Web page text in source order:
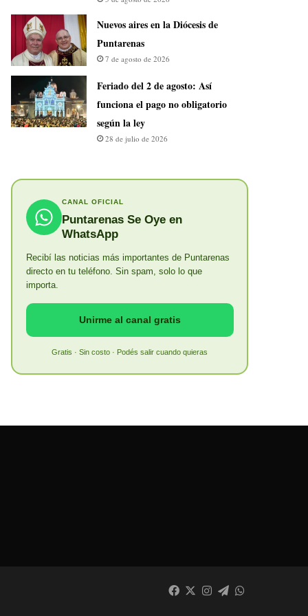
​Nuevos aires en la Diócesis de
Puntarenas
7 de agosto de 2026
Feriado del 2 de agosto: Así
funciona el pago no obligatorio
según la ley
28 de julio de 2026
CANAL OFICIAL
Puntarenas Se Oye en
WhatsApp
Recibí las noticias más importantes de Puntarenas
directo en tu teléfono. Sin spam, solo lo que
importa.
Unirme al canal gratis
Gratis · Sin costo · Podés salir cuando quieras
Facebook
X Instagram
Telegram